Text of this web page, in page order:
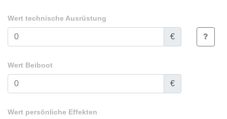
Wert technische Ausrüstung
€
Wert Beiboot
€
Wert persönliche Effekten